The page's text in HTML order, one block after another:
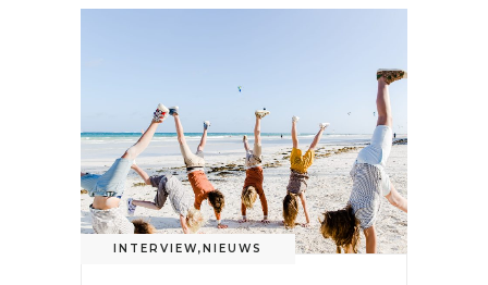
INTERVIEW,NIEUWS